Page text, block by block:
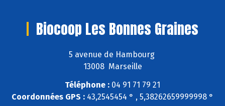
Biocoop Les Bonnes Graines
5 avenue de Hambourg
13008 Marseille
Téléphone : 04 91 71 79 21
Coordonnées GPS : 43,2545454 ° , 5,38262659999998 °